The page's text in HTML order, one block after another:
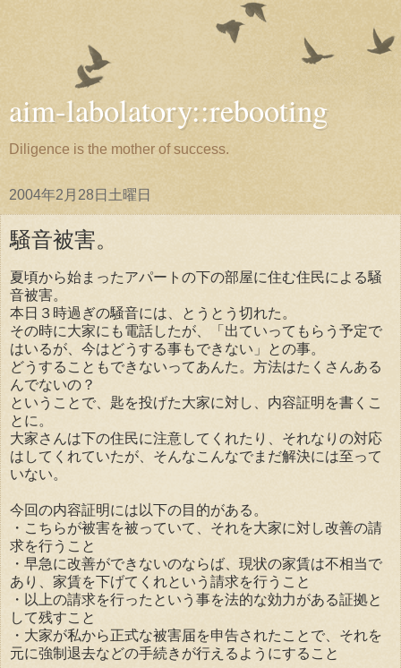
aim-labolatory::rebooting
Diligence is the mother of success.
2004年2月28日土曜日
騒音被害。
夏頃から始まったアパートの下の部屋に住む住民による騒
音被害。
本日３時過ぎの騒音には、とうとう切れた。
その時に大家にも電話したが、「出ていってもらう予定で
はいるが、今はどうする事もできない」との事。
どうすることもできないってあんた。方法はたくさんある
んでないの？
ということで、匙を投げた大家に対し、内容証明を書くこ
とに。
大家さんは下の住民に注意してくれたり、それなりの対応
はしてくれていたが、そんなこんなでまだ解決には至って
いない。
今回の内容証明には以下の目的がある。
・こちらが被害を被っていて、それを大家に対し改善の請
求を行うこと
・早急に改善ができないのならば、現状の家賃は不相当で
あり、家賃を下げてくれという請求を行うこと
・以上の請求を行ったという事を法的な効力がある証拠と
して残すこと
・大家が私から正式な被害届を申告されたことで、それを
元に強制退去などの手続きが行えるようにすること